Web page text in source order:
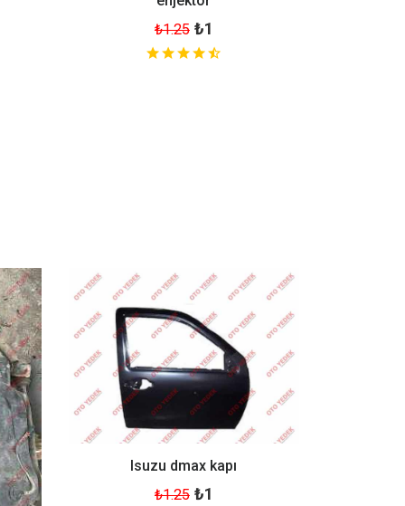
₺1.25 ₺1
Isuzu dmax kapı
₺1.25 ₺1